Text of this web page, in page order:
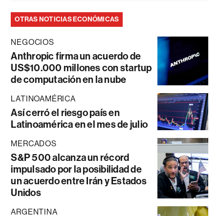
OTRAS NOTICIAS ECONÓMICAS
NEGOCIOS
Anthropic firma un acuerdo de
US$10.000 millones con startup
de computación en la nube
LATINOAMÉRICA
Así cerró el riesgo país en
Latinoamérica en el mes de julio
MERCADOS
S&P 500 alcanza un récord
impulsado por la posibilidad de
un acuerdo entre Irán y Estados
Unidos
ARGENTINA